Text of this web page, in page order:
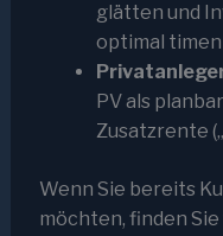
glätten und
optimal
PV als
Zusatzrente
Wenn Sie bereits
möchten, finden